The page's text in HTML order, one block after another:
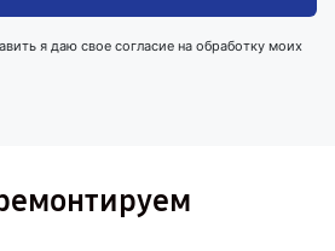
я даю свое согласие на обработку моих